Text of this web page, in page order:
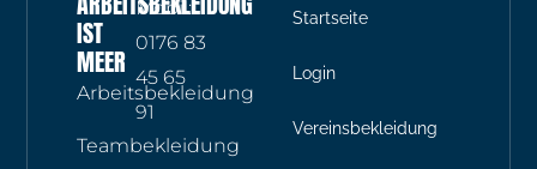
IST
MEER
Arbeitsbekleidung
Teambekleidung
Mobil:
0176 83
45 65
91
Startseite
Login
Vereinsbekleidung